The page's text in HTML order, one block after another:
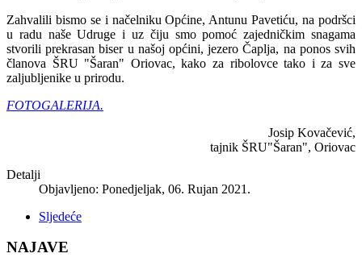
Zahvalili bismo se i načelniku Općine, Antunu Pavetiću, na podršci
u radu naše Udruge i uz čiju smo pomoć zajedničkim snagama
stvorili prekrasan biser u našoj općini, jezero Čaplja, na ponos svih
članova ŠRU "Šaran" Oriovac, kako za ribolovce tako i za sve
zaljubljenike u prirodu.
FOTOGALERIJA.
Josip Kovačević,
tajnik ŠRU"Šaran", Oriovac
Detalji
Objavljeno: Ponedjeljak, 06. Rujan 2021.
Sljedeće
NAJAVE